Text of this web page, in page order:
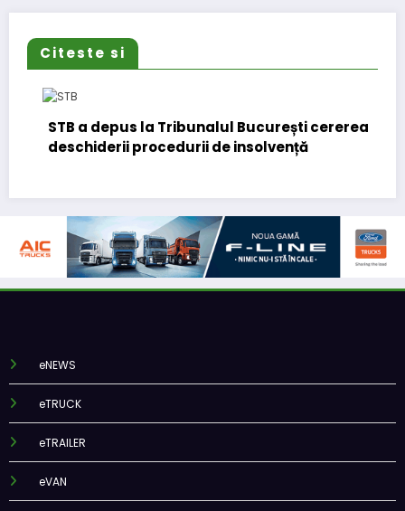
Citeste si
STB a depus la Tribunalul București cererea
deschiderii procedurii de insolvență
eNEWS
eTRUCK
eTRAILER
eVAN